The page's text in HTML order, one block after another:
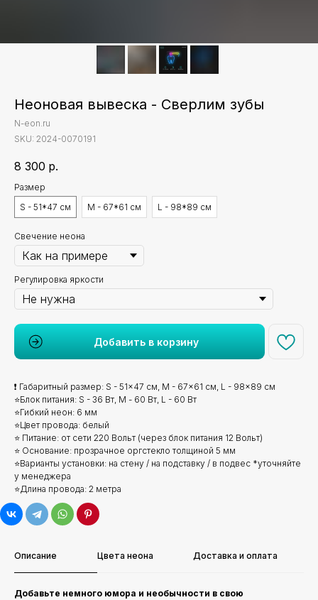
Неоновая вывеска - Сверлим зубы
N-eon.ru
SKU: 2024-0070191
8 300 р.
Размер
S - 51*47 см
M - 67*61 см L - 98*89 см
Свечение неона
Регулировка яркости
Добавить в корзину
❗ Габаритный размер: S - 51x47 см, M - 67x61 см, L - 98x89 см
⭐Блок питания: S - 36 Вт, М - 60 Вт, L - 60 Вт
⭐Гибкий неон: 6 мм
⭐Цвет провода: белый
⭐ Питание: от сети 220 Вольт (через блок питания 12 Вольт)
⭐ Основание: прозрачное оргстекло толщиной 5 мм
⭐Варианты установки: на стену / на подставку / в подвес *уточняйте
у менеджера
⭐Длина провода: 2 метра
Описание Цвета неона Доставка и оплата
Добавьте немного юмора и необычности в свою